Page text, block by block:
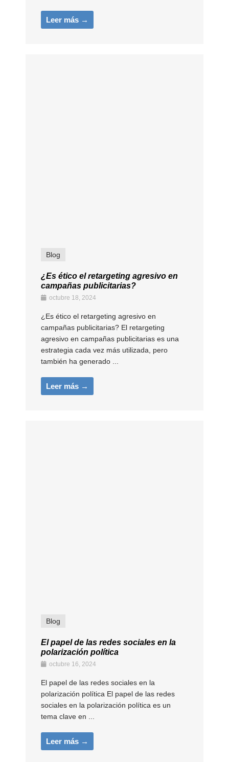
Leer más →
Blog
¿Es ético el retargeting agresivo en
campañas publicitarias?
octubre 18, 2024
¿Es ético el retargeting agresivo en
campañas publicitarias? El retargeting
agresivo en campañas publicitarias es una
estrategia cada vez más utilizada, pero
también ha generado ...
Leer más →
Blog
El papel de las redes sociales en la
polarización política
octubre 16, 2024
El papel de las redes sociales en la
polarización política El papel de las redes
sociales en la polarización política es un
tema clave en ...
Leer más →